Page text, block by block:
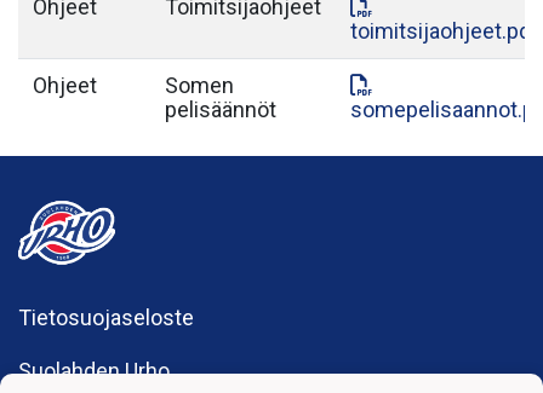
Ohjeet
Toimitsijaohjeet
toimitsijaohjeet.pdf
Ohjeet
Somen
pelisäännöt
Tietosuojaseloste
Suolahden Urho